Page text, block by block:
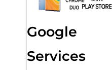
Google
Services